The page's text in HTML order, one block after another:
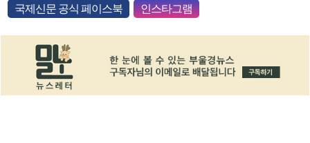
국제신문 공식 페이스북 인스타그램